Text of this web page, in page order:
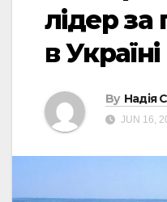
лідер за
в Україні
By Надія
JUN 16,